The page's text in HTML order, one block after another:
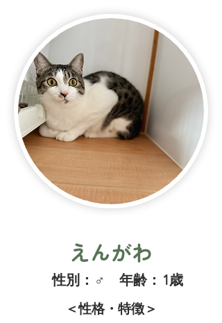
えんがわ
​性別： ♂ ​年齢： 1歳
＜性格・特徴＞